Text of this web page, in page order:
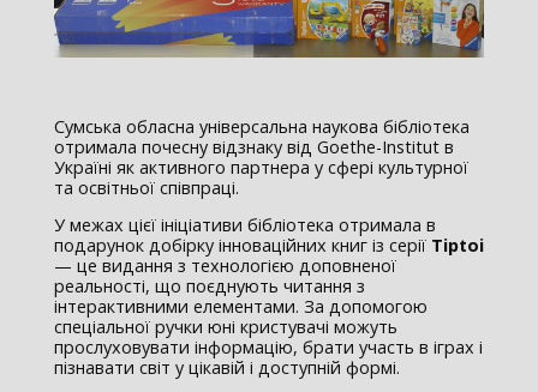
Сумська обласна універсальна наукова бібліотека
отримала почесну відзнаку від Goethe-Institut в
Україні як активного партнера у сфері культурної
та освітньої співпраці.
У межах цієї ініціативи бібліотека отримала в
подарунок добірку інноваційних книг із серії Tiptoi
— це видання з технологією доповненої
реальності, що поєднують читання з
інтерактивними елементами. За допомогою
спеціальної ручки юні кристувачі можуть
прослуховувати інформацію, брати участь в іграх і
пізнавати світ у цікавій і доступній формі.